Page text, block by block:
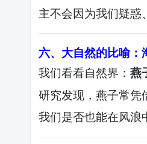
主不会因为我们疑惑
六、大自然的比喻：
我们看看自然界：燕
研究发现，燕子常凭
我们是否也能在风浪